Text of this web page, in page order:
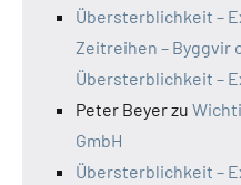
Übersterblichkeit –
Zeitreihen – Byggvir
Übersterblichkeit –
Peter Beyerzu
GmbH
Übersterblichkeit –